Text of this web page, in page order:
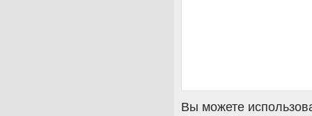
Вы можете